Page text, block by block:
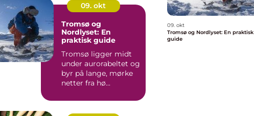
09. okt
Tromsø og
Nordlyset: En
praktisk guide
Tromsø ligger midt
under aurorabeltet og
byr på lange, mørke
netter fra hø...
09. okt
Tromsø og Nordlyset: En praktisk
guide